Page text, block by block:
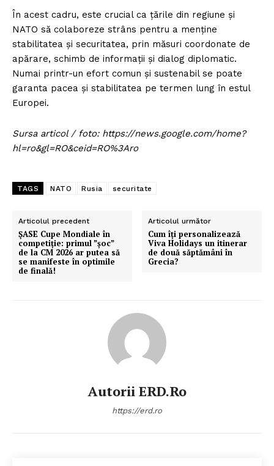
În acest cadru, este crucial ca țările din regiune și
NATO să colaboreze strâns pentru a menține
stabilitatea și securitatea, prin măsuri coordonate de
apărare, schimb de informații și dialog diplomatic.
Numai printr-un efort comun și sustenabil se poate
garanta pacea și stabilitatea pe termen lung în estul
Europei.
Sursa articol / foto: https://news.google.com/home?
hl=ro&gl=RO&ceid=RO%3Aro
TAGS NATO Rusia securitate
Articolul precedent
ȘASE Cupe Mondiale în
competiție: primul ”șoc”
de la CM 2026 ar putea să
se manifeste în optimile
de finală!
Articolul următor
Cum îți personalizează
Viva Holidays un itinerar
de două săptămâni în
Grecia?
Autorii ERD.ro
https://erd.ro